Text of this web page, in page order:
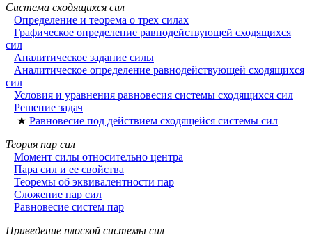
Система сходящихся сил
Определение и теорема о трех силах
Графическое определение равнодействующей сходящихся
сил
Аналитическое задание силы
Аналитическое определение равнодействующей сходящихся
сил
Условия и уравнения равновесия системы сходящихся сил
Решение задач
★ Равновесие под действием сходящейся системы сил
Теория пар сил
Момент силы относительно центра
Пара сил и ее свойства
Теоремы об эквивалентности пар
Сложение пар сил
Равновесие систем пар
Приведение плоской системы сил